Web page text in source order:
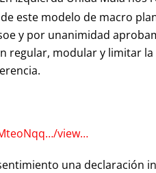
este modelo de macro
y por unanimidad
regular, modular y limitar
view…
una declaración